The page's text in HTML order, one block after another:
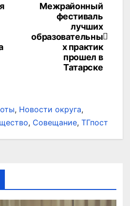
Межрайонный
фестиваль
лучших
образовательны
х практик
прошел в
Татарске
, Новости округа,
, Совещание, ТГпост